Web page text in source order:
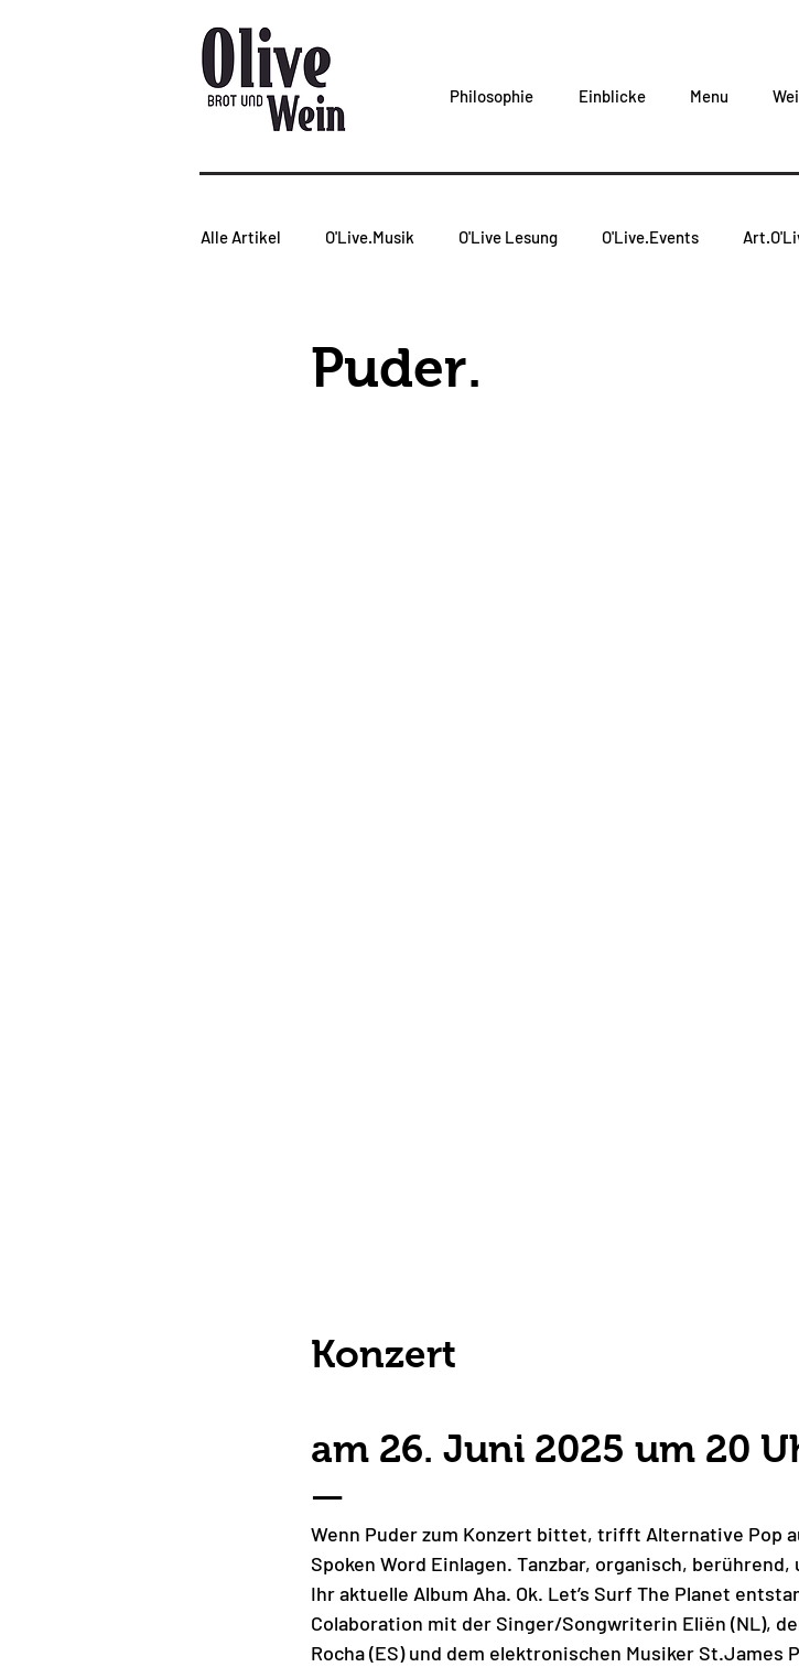
Philosophie Einblicke Menu
Alle Artikel O'Live.Musik O'Live Lesung O'Live.Events
Puder.
Konzert
am 26. Juni 2025 um 20
—
Wenn Puder zum Konzert bittet, trifft Alternative Pop
Spoken Word Einlagen. Tanzbar, organisch,
Ihr aktuelle Album Aha. Ok. Let’s Surf The Planet
Colaboration mit der Singer/Songwriterin Eliën (NL),
Rocha (ES) und dem elektronischen Musiker St.James